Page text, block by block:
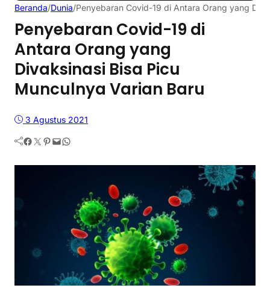
Beranda/Dunia/Penyebaran Covid-19 di Antara Orang yang
Penyebaran Covid-19 di
Antara Orang yang
Divaksinasi Bisa Picu
Munculnya Varian Baru
3 Agustus 2021
Facebook Twitter Pinterest Mail WhatsApp